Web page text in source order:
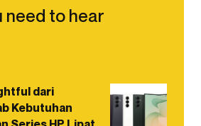
need to hear
dari
Kebutuhan